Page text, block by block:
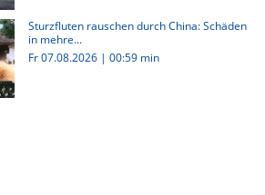
Sturzfluten rauschen durch China: Schäden
in mehre...
Fr 07.08.2026 | 00:59 min